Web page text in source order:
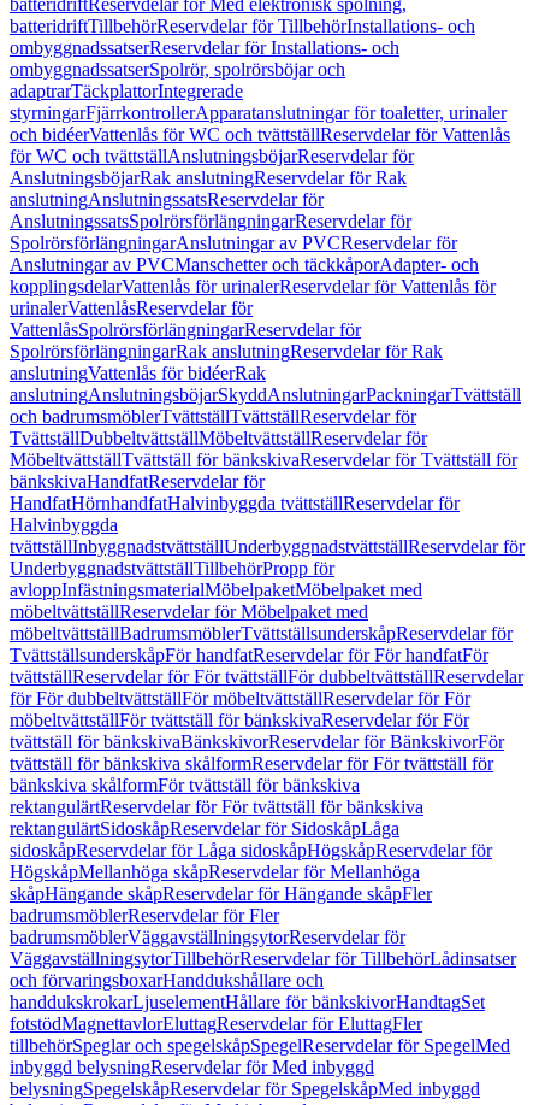
batteridriftReservdelar för Med elektronisk spolning,
batteridriftTillbehörReservdelar för TillbehörInstallations- och
ombyggnadssatserReservdelar för Installations- och
ombyggnadssatserSpolrör, spolrörsböjar och
adaptrarTäckplattorIntegrerade
styrningarFjärrkontrollerApparatanslutningar för toaletter, urinaler
och bidéerVattenlås för WC och tvättställReservdelar för Vattenlås
för WC och tvättställAnslutningsböjarReservdelar för
AnslutningsböjarRak anslutningReservdelar för Rak
anslutningAnslutningssatsReservdelar för
AnslutningssatsSpolrörsförlängningarReservdelar för
SpolrörsförlängningarAnslutningar av PVCReservdelar för
Anslutningar av PVCManschetter och täckkåporAdapter- och
kopplingsdelarVattenlås för urinalerReservdelar för Vattenlås för
urinalerVattenlåsReservdelar för
VattenlåsSpolrörsförlängningarReservdelar för
SpolrörsförlängningarRak anslutningReservdelar för Rak
anslutningVattenlås för bidéerRak
anslutningAnslutningsböjarSkyddAnslutningarPackningarTvättställ
och badrumsmöblerTvättställTvättställReservdelar för
TvättställDubbeltvättställMöbeltvättställReservdelar för
MöbeltvättställTvättställ för bänkskivaReservdelar för Tvättställ för
bänkskivaHandfatReservdelar för
HandfatHörnhandfatHalvinbyggda tvättställReservdelar för
Halvinbyggda
tvättställInbyggnadstvättställUnderbyggnadstvättställReservdelar för
UnderbyggnadstvättställTillbehörPropp för
avloppInfästningsmaterialMöbelpaketMöbelpaket med
möbeltvättställReservdelar för Möbelpaket med
möbeltvättställBadrumsmöblerTvättställsunderskåpReservdelar för
TvättställsunderskåpFör handfatReservdelar för För handfatFör
tvättställReservdelar för För tvättställFör dubbeltvättställReservdelar
för För dubbeltvättställFör möbeltvättställReservdelar för För
möbeltvättställFör tvättställ för bänkskivaReservdelar för För
tvättställ för bänkskivaBänkskivorReservdelar för BänkskivorFör
tvättställ för bänkskiva skålformReservdelar för För tvättställ för
bänkskiva skålformFör tvättställ för bänkskiva
rektangulärtReservdelar för För tvättställ för bänkskiva
rektangulärtSidoskåpReservdelar för SidoskåpLåga
sidoskåpReservdelar för Låga sidoskåpHögskåpReservdelar för
HögskåpMellanhöga skåpReservdelar för Mellanhöga
skåpHängande skåpReservdelar för Hängande skåpFler
badrumsmöblerReservdelar för Fler
badrumsmöblerVäggavställningsytorReservdelar för
VäggavställningsytorTillbehörReservdelar för TillbehörLådinsatser
och förvaringsboxarHanddukshållare och
handdukskrokarLjuselementHållare för bänkskivorHandtagSet
fotstödMagnettavlorEluttagReservdelar för EluttagFler
tillbehörSpeglar och spegelskåpSpegelReservdelar för SpegelMed
inbyggd belysningReservdelar för Med inbyggd
belysningSpegelskåpReservdelar för SpegelskåpMed inbyggd